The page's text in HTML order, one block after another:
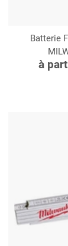
Batterie
à